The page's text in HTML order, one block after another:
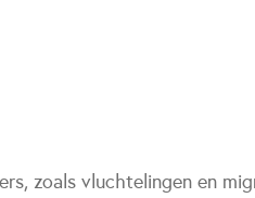
zoals vluchtelingen en